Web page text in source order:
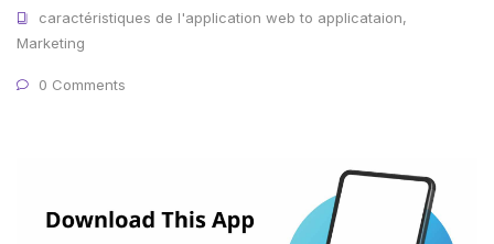
caractéristiques de l'application web to applicataion,
Marketing
0 Comments